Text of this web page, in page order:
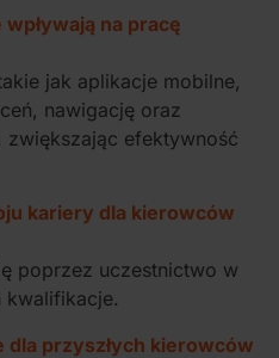
na pracę
jak aplikacje mobilne,
nawigację oraz
zwiększając efektywność
kariery dla kierowców
poprzez uczestnictwo w
kwalifikacje.
przyszłych kierowców